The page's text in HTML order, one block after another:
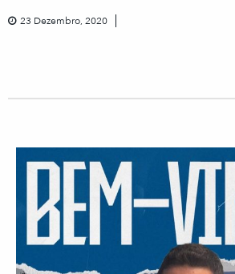
23 Dezembro, 2020